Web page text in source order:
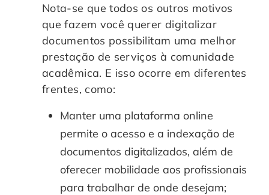
Nota-se que todos os outros motivos
que fazem você querer digitalizar
documentos possibilitam uma melhor
prestação de serviços à comunidade
acadêmica. E isso ocorre em diferentes
frentes, como:
Manter uma plataforma online
permite o acesso e a indexação de
documentos digitalizados, além de
oferecer mobilidade aos profissionais
para trabalhar de onde desejam;